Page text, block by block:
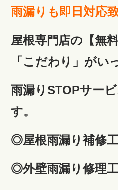
雨漏りも即日対応
屋根専門店の【無
「こだわり」がい
雨漏りSTOPサー
す。
◎屋根雨漏り補修
◎外壁雨漏り修理